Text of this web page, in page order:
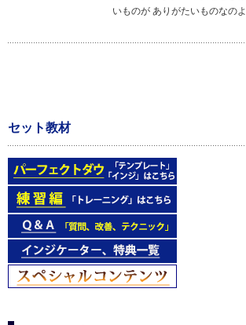
いものが ありがたいものなの
セット教材